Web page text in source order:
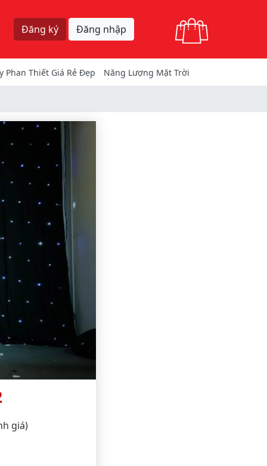
Đăng ký Đăng nhập
Phan Thiết Giá Rẻ Đẹp Năng Lượng Mặt Trời
giá)